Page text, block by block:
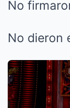
No
No dieron